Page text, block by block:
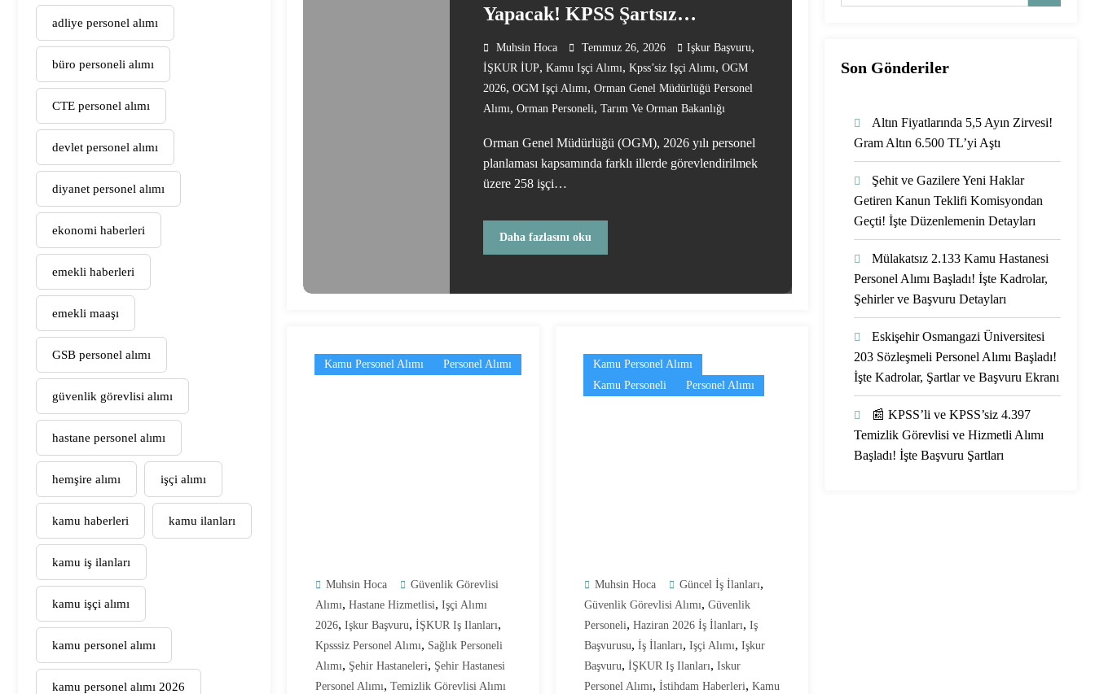
adliye personel alımı
büro personeli alımı
CTE personel alımı
devlet personel alımı
diyanet personel alımı
ekonomi haberleri
emekli haberleri
emekli maaşı
GSB personel alımı
güvenlik görevlisi alımı
hastane personel alımı
hemşire alımı işçi alımı
kamu haberleri kamu ilanları
kamu iş ilanları
kamu işçi alımı
kamu personel alımı
kamu personel alımı 2026
Yapacak! KPSS Şartsız
Başvurular Devam Ediyor
Muhsin Hoca Temmuz 26, 2026 Işkur Başvuru,
İŞKUR İUP, Kamu Işçi Alımı, Kpss’siz Işçi Alımı, OGM
2026, OGM Işçi Alımı, Orman Genel Müdürlüğü Personel
Alımı, Orman Personeli, Tarım Ve Orman Bakanlığı
Orman Genel Müdürlüğü (OGM), 2026 yılı personel
planlaması kapsamında farklı illerde görevlendirilmek
üzere 258 işçi…
Daha fazlasını oku
Kamu Personel Alımı Personel Alımı
Muhsin Hoca
Güvenlik Görevlisi
Alımı, Hastane Hizmetlisi, Işçi Alımı
2026, Işkur Başvuru, İŞKUR Iş Ilanları,
Kpsssiz Personel Alımı, Sağlık Personeli
Alımı, Şehir Hastaneleri, Şehir Hastanesi
Personel Alımı, Temizlik Görevlisi Alımı
Kamu Personel Alımı
Kamu Personeli
Personel Alımı
Muhsin Hoca Güncel İş İlanları,
Güvenlik Görevlisi Alımı, Güvenlik
Personeli, Haziran 2026 İş İlanları, Iş
Başvurusu, İş İlanları, Işçi Alımı, Işkur
Başvuru, İŞKUR Iş Ilanları, Iskur
Personel Alımı, İstihdam Haberleri, Kamu
Son Gönderiler
Altın Fiyatlarında 5,5 Ayın Zirvesi!
Gram Altın 6.500 TL’yi Aştı
Şehit ve Gazilere Yeni Haklar
Getiren Kanun Teklifi Komisyondan
Geçti! İşte Düzenlemenin Detayları
Mülakatsız 2.133 Kamu Hastanesi
Personel Alımı Başladı! İşte Kadrolar,
Şehirler ve Başvuru Detayları
Eskişehir Osmangazi Üniversitesi
203 Sözleşmeli Personel Alımı Başladı!
İşte Kadrolar, Şartlar ve Başvuru Ekranı
📰 KPSS’li ve KPSS’siz 4.397
Temizlik Görevlisi ve Hizmetli Alımı
Başladı! İşte Başvuru Şartları